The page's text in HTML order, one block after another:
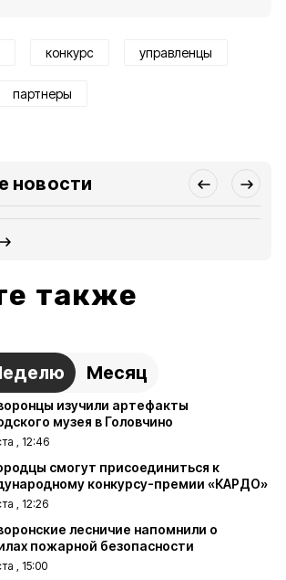
конкурс управленцы
партнеры
новости
также
Месяц
изучили артефакты
музея в Головчино
, 12:46
смогут присоединиться к
конкурсу-премии «КАРДО»
, 12:26
лесничие напомнили о
пожарной безопасности
, 15:00